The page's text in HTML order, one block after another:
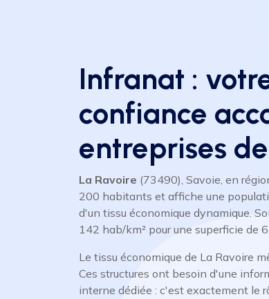
Infranat :
confiance
entreprises
La Ravoire (73490), Savoie, en
200 habitants et affiche une
d'un tissu économique dynamique.
142 hab/km² pour une superficie de
Le tissu économique de La Ravoire
Ces structures ont besoin d'une
interne dédiée : c'est exactement le